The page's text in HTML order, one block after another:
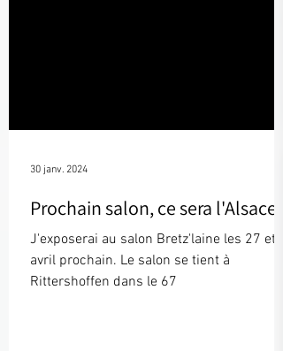
Prochain salon, ce sera l'Alsace !
J'exposerai au salon Bretz'laine les 27 et
avril prochain. Le salon se tient à
Rittershoffen dans le 67
30 janv. 2024